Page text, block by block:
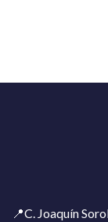
📍C. Joaquín